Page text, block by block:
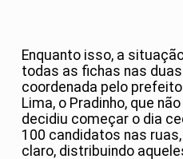
Enquanto isso, a
todas as fichas nas
coordenada pelo
Lima, o Pradinho, que
decidiu começar o dia
100 candidatos nas
claro, distribuindo